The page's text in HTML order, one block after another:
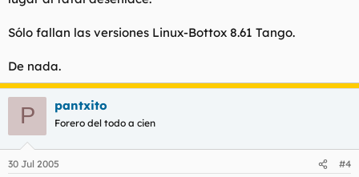
Sólo fallan las versiones Linux-Bottox 8.61 Tango.
De nada.
P pantxito
Forero del todo a cien
30 Jul 2005 #4